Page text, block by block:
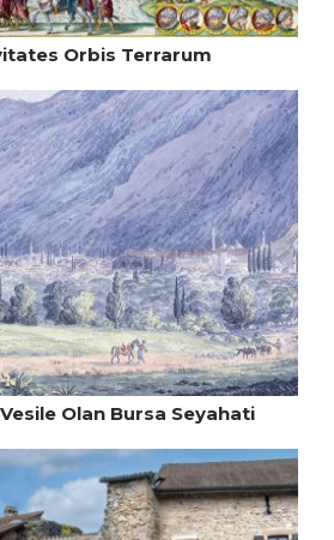
Orbis Terrarum
Olan Bursa Seyahati